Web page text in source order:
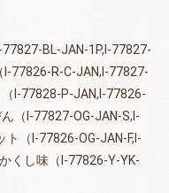
BL-JAN-1P,I-77827-
77826-R-C-JAN,I-77827-
I-77828-P-JAN,I-77826-
（I-77827-OG-JAN-S,I-
（I-77826-OG-JAN-F,I-
くし味（I-77826-Y-YK-